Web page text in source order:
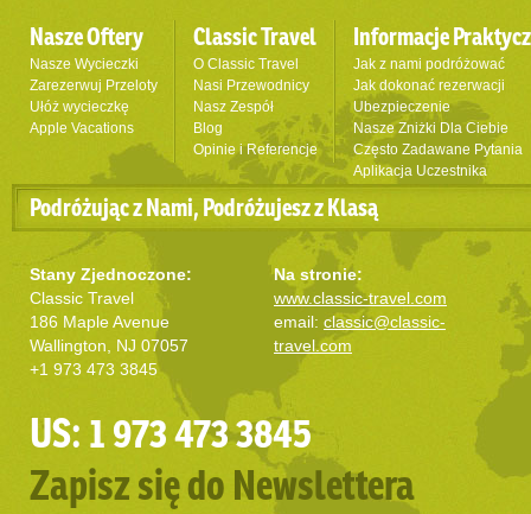
Nasze Oftery
Nasze Wycieczki
Zarezerwuj Przeloty
Ułóż wycieczkę
Apple Vacations
Classic Travel
O Classic Travel
Nasi Przewodnicy
Nasz Zespół
Blog
Opinie i Referencje
Informacje
Jak z nami podróżować
Jak dokonać rezerwacji
Ubezpieczenie
Nasze Zniżki Dla Ciebie
Często Zadawane Pytania
Aplikacja Uczestnika
Podróżując z Nami, Podróżujesz z Klasą
Stany Zjednoczone:
Classic Travel
186 Maple Avenue
Wallington, NJ 07057
+1 973 473 3845
Na stronie:
www.classic-travel.com
email: classic@classic-
travel.com
US: 1 973 473 3845
Zapisz się do Newslettera